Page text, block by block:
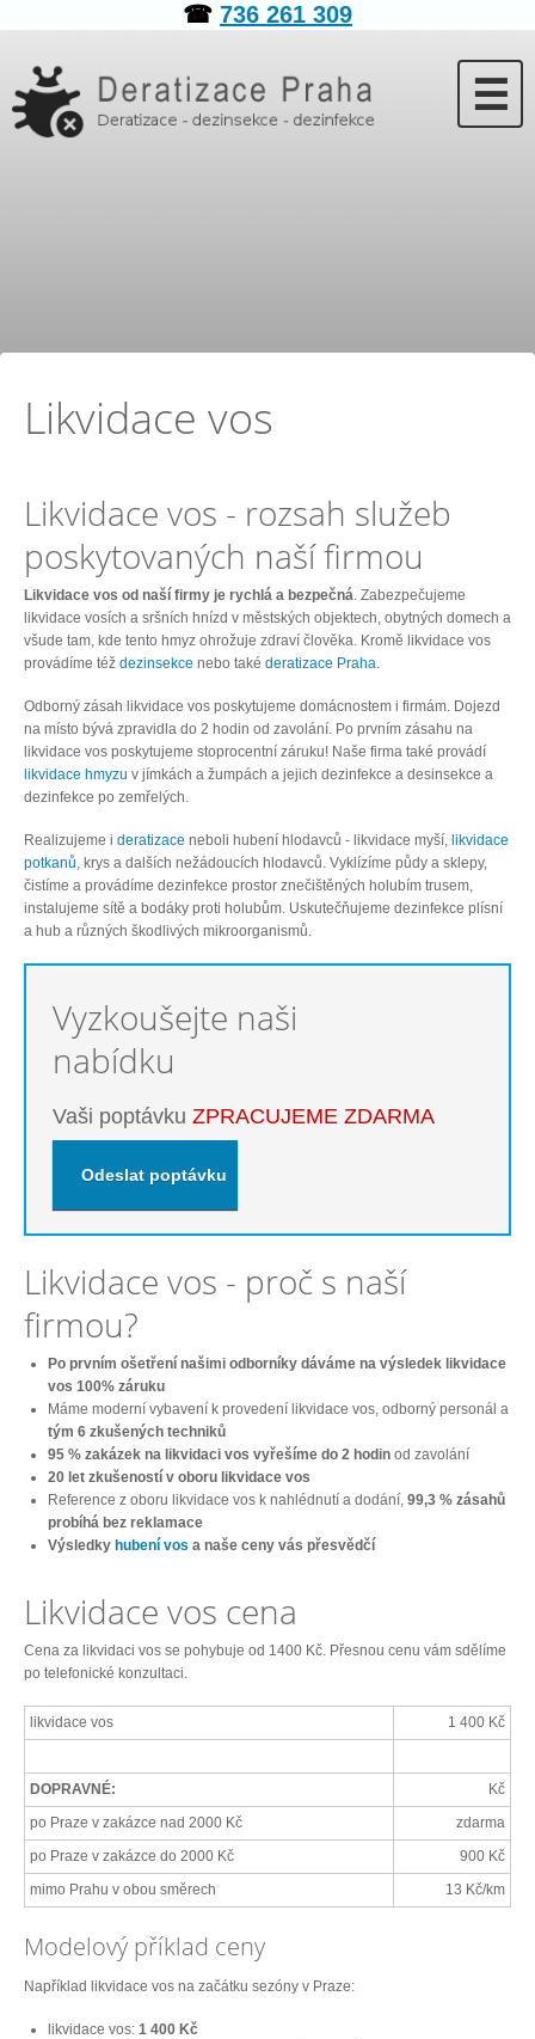
☎ 736 261 309
☰
Likvidace vos
Likvidace vos - rozsah služeb
poskytovaných naší firmou
Likvidace vos od naší firmy je rychlá a bezpečná. Zabezpečujeme
likvidace vosích a sršních hnízd v městských objektech, obytných domech a
všude tam, kde tento hmyz ohrožuje zdraví člověka. Kromě likvidace vos
provádíme též dezinsekce nebo také deratizace Praha.
Odborný zásah likvidace vos poskytujeme domácnostem i firmám. Dojezd
na místo bývá zpravidla do 2 hodin od zavolání. Po prvním zásahu na
likvidace vos poskytujeme stoprocentní záruku! Naše firma také provádí
likvidace hmyzu v jímkách a žumpách a jejich dezinfekce a desinsekce a
dezinfekce po zemřelých.
Realizujeme i deratizace neboli hubení hlodavců - likvidace myší, likvidace
potkanů, krys a dalších nežádoucích hlodavců. Vyklízíme půdy a sklepy,
čistíme a provádíme dezinfekce prostor znečištěných holubím trusem,
instalujeme sítě a bodáky proti holubům. Uskutečňujeme dezinfekce plísní
a hub a různých škodlivých mikroorganismů.
Vyzkoušejte naši
nabídku
Vaši poptávku ZPRACUJEME ZDARMA
Likvidace vos - proč s naší
firmou?
Po prvním ošetření našimi odborníky dáváme na výsledek likvidace
vos 100% záruku
Máme moderní vybavení k provedení likvidace vos, odborný personál a
tým 6 zkušených techniků
95 % zakázek na likvidaci vos vyřešíme do 2 hodin od zavolání
20 let zkušeností v oboru likvidace vos
Reference z oboru likvidace vos k nahlédnutí a dodání, 99,3 % zásahů
probíhá bez reklamace
Výsledky hubení vos a naše ceny vás přesvědčí
Likvidace vos cena
Cena za likvidaci vos se pohybuje od 1400 Kč. Přesnou cenu vám sdělíme
po telefonické konzultaci.
likvidace vos 1 400 Kč
DOPRAVNÉ:
Kč
po Praze v zakázce nad 2000 Kč
zdarma
po Praze v zakázce do 2000 Kč
900 Kč
mimo Prahu v obou směrech
13 Kč/km
Modelový příklad ceny
Například likvidace vos na začátku sezóny v Praze:
likvidace vos: 1 400 Kč